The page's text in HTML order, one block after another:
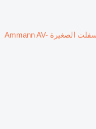
مدحلة الأسفلت الصغيرة Ammann AV-